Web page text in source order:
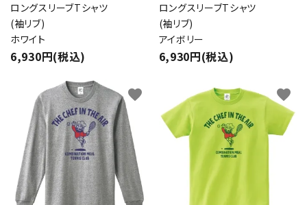
ロングスリーブTシャツ
(袖リブ)
ホワイト
6,930円(税込)
ロングスリーブTシャツ
(袖リブ)
アイボリー
6,930円(税込)
favorite favorite